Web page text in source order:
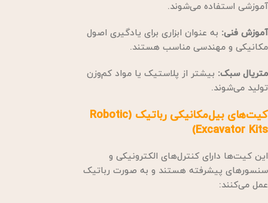
آموزشی استفاده می‌شوند.
آموزش فنی: به عنوان ابزاری برای یادگیری اصول
مکانیکی و مهندسی مناسب هستند.
متریال سبک: بیشتر از پلاستیک یا مواد کم‌وزن
تولید می‌شوند.
کیت‌های بیل‌مکانیکی رباتیک (Robotic
Excavator Kits)
این کیت‌ها دارای کنترل‌های الکترونیکی و
سنسورهای پیشرفته هستند و به صورت رباتیک
عمل می‌کنند: